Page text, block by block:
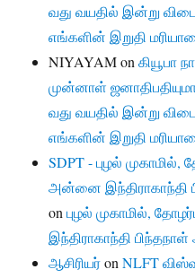
வது வயதில் இன்று
எங்களின் இறுதி
NIYAYAMonகியூபா
முன்னாள்
வது வயதில் இன்று
எங்களின் இறுதி
SDPT - புழல் முகாமில்,
அன்னை இந்திராகாந்தி
onபுழல் முகாமில்,
இந்திராகாந்தி
ஆசிரியர்onNLFT